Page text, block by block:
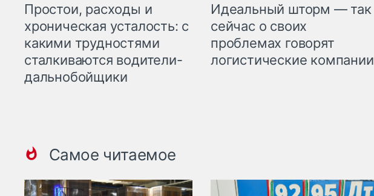
Простои, расходы и
хроническая усталость: с
какими трудностями
сталкиваются водители-
дальнобойщики
Идеальный шторм — так
сейчас о своих
проблемах говорят
логистические компании
Самое читаемое